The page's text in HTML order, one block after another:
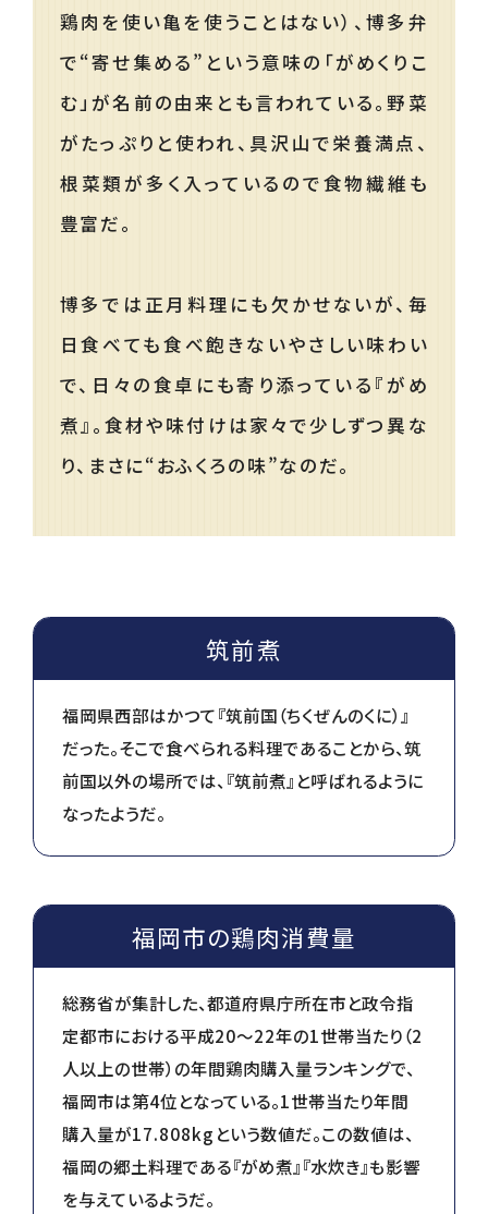
鶏肉を使い亀を使うことはない）、博多弁
で“寄せ集める”という意味の「がめくりこ
む」が名前の由来とも言われている。野菜
がたっぷりと使われ、具沢山で栄養満点、
根菜類が多く入っているので食物繊維も
豊富だ。
博多では正月料理にも欠かせないが、毎
日食べても食べ飽きないやさしい味わい
で、日々の食卓にも寄り添っている『がめ
煮』。食材や味付けは家々で少しずつ異な
り、まさに“おふくろの味”なのだ。
筑前煮
福岡県西部はかつて『筑前国（ちくぜんのくに）』
だった。そこで食べられる料理であることから、筑
前国以外の場所では、『筑前煮』と呼ばれるように
なったようだ。
福岡市の鶏肉消費量
総務省が集計した、都道府県庁所在市と政令指
定都市における平成20～22年の1世帯当たり（2
人以上の世帯）の年間鶏肉購入量ランキングで、
福岡市は第4位となっている。1世帯当たり年間
購入量が17.808kgという数値だ。この数値は、
福岡の郷土料理である『がめ煮』『水炊き』も影響
を与えているようだ。